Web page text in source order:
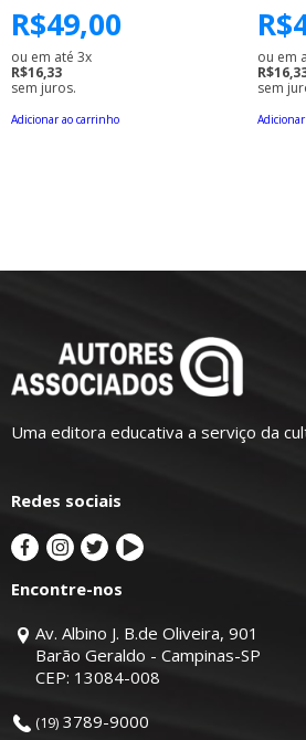
R$49,00
ou em até 3x
R$16,33
sem juros.
Adicionar ao carrinho
R$
ou em
sem
Uma editora educativa a serviço da
Redes sociais
Encontre-nos
Av. Albino J. B.de Oliveira, 901
Barão Geraldo - Campinas-SP
CEP: 13084-008
(19) 3789-9000